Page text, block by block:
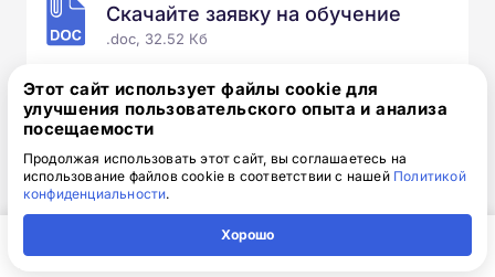
Скачайте заявку на обучение
.doc, 32.52 Кб
Скачайте шаблон, заполните и отправьте по
электронной почтеinfo@1-academy.ru
Обязательно укажите контактный номер телефон.
Наш специалист свяжется с вами и утонит все
детали.
Этот сайт использует файлы cookie для
улучшения пользовательского опыта и анализа
посещаемости
Продолжая использовать этот сайт, вы соглашаетесь на
использование файлов cookie в соответствии с нашей Политикой
конфиденциальности.
Хорошо